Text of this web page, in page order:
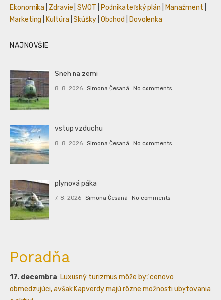
Ekonomika
Zdravie SWOT Podnikateľský plán Manažment
Marketing
Kultúra Skúšky Obchod Dovolenka
NAJNOVŠIE
Sneh na zemi
8. 8. 2026 Simona Česaná No comments
vstup vzduchu
8. 8. 2026 Simona Česaná No comments
plynová páka
7. 8. 2026 Simona Česaná No comments
Poradňa
17. decembra: Luxusný turizmus môže byť cenovo
obmedzujúci, avšak Kapverdy majú rôzne možnosti ubytovania